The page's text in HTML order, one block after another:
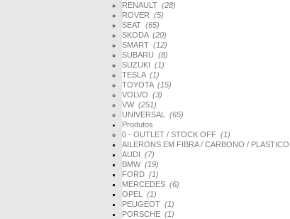
RENAULT (28)
ROVER (5)
SEAT (65)
SKODA (20)
SMART (12)
SUBARU (8)
SUZUKI (1)
TESLA (1)
TOYOTA (15)
VOLVO (3)
VW (251)
UNIVERSAL (65)
Produtos
0 - OUTLET / STOCK OFF (1)
AILERONS EM FIBRA / CARBONO / PLASTICO
AUDI (7)
BMW (19)
FORD (1)
MERCEDES (6)
OPEL (1)
PEUGEOT (1)
PORSCHE (1)